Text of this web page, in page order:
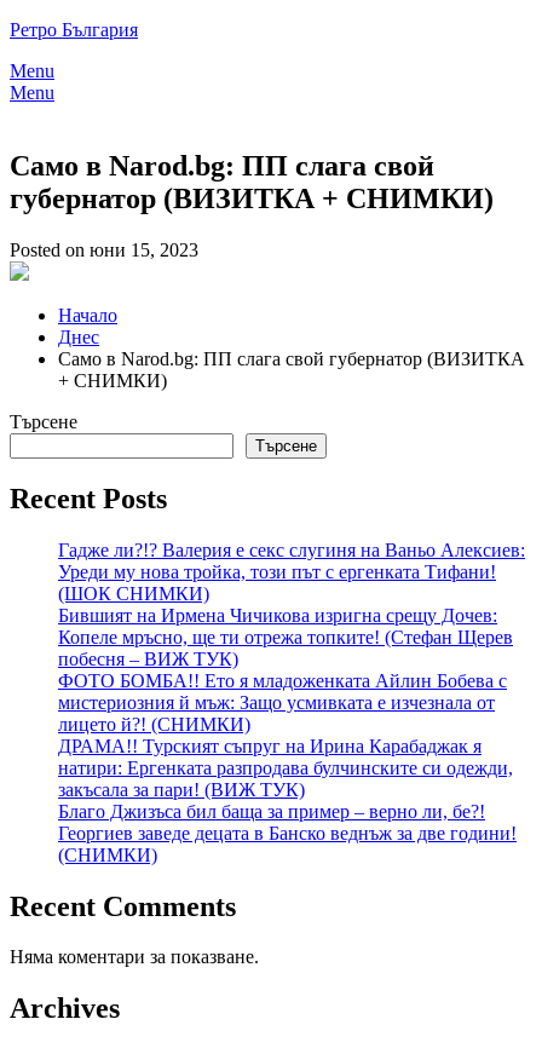
Skip
content
Ретро България
Menu
Menu
Само в Narod.bg: ПП слага свой
губернатор (ВИЗИТКА + СНИМКИ)
Posted on юни 15, 2023
Начало
Днес
Само в Narod.bg: ПП слага свой губернатор (ВИЗИТКА
+ СНИМКИ)
Търсене
Търсене
Recent Posts
Гадже ли?!? Валерия е секс слугиня на Ваньо Алексиев:
Уреди му нова тройка, този път с ергенката Тифани!
(ШОК СНИМКИ)
Бившият на Ирмена Чичикова изригна срещу Дочев:
Копеле мръсно, ще ти отрежа топките! (Стефан Щерев
побесня – ВИЖ ТУК)
ФОТО БОМБА!! Ето я младоженката Айлин Бобева с
мистериозния й мъж: Защо усмивката е изчезнала от
лицето й?! (СНИМКИ)
ДРАМА!! Турският съпруг на Ирина Карабаджак я
натири: Ергенката разпродава булчинските си одежди,
закъсала за пари! (ВИЖ ТУК)
Благо Джизъса бил баща за пример – верно ли, бе?!
Георгиев заведе децата в Банско веднъж за две години!
(СНИМКИ)
Recent Comments
Няма коментари за показване.
Archives